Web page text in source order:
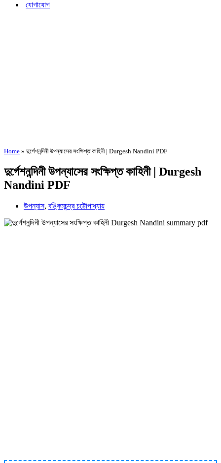
যোগাযোগ
Home » দুর্গেশনন্দিনী উপন্যাসের সংক্ষিপ্ত কাহিনী | Durgesh Nandini PDF
দুর্গেশনন্দিনী উপন্যাসের সংক্ষিপ্ত কাহিনী | Durgesh
Nandini PDF
উপন্যাস, বঙ্কিমচন্দ্র চট্টোপাধ্যায়